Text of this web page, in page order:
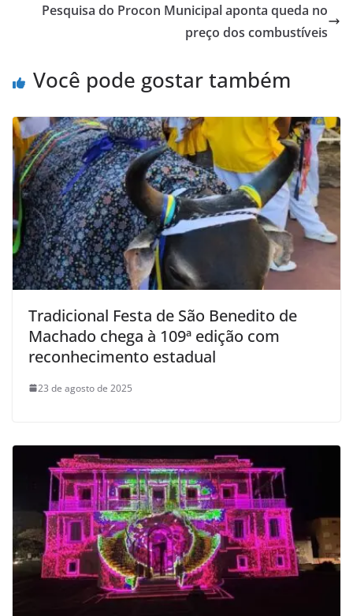
Pesquisa do Procon Municipal aponta queda no
preço dos combustíveis
Você pode gostar também
Tradicional Festa de São Benedito de
Machado chega à 109ª edição com
reconhecimento estadual
23 de agosto de 2025